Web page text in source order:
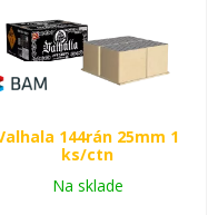
144rán 25mm 1
ks/ctn
Na sklade